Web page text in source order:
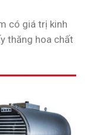
có giá trị kinh
thăng hoa chất